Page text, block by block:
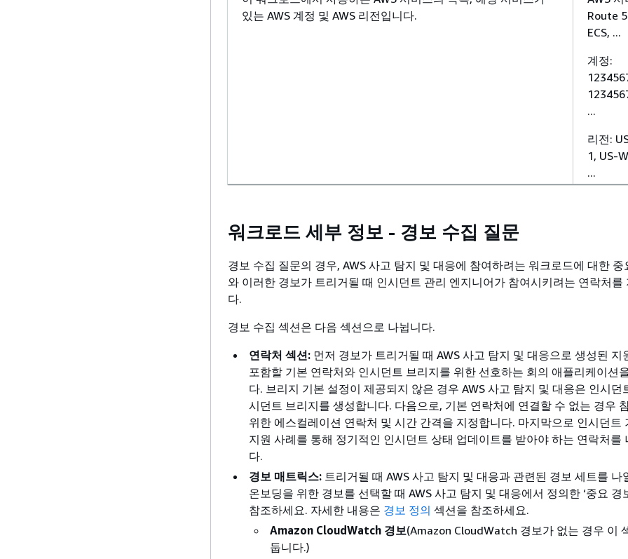
있는 AWS 계정 및 AWS 리전입니다.
Route
ECS, ...
계정:
...
리전:
1, US-
...
워크로드 세부 정보 - 경보 수집 질문
경보 수집 질문의 경우, AWS 사고 탐지 및 대응에 참여하려는 워크로드에 대한 중
와 이러한 경보가 트리거될 때 인시던트 관리 엔지니어가 참여시키려는 연락처를
다.
경보 수집 섹션은 다음 섹션으로 나뉩니다.
연락처 섹션: 먼저 경보가 트리거될 때 AWS 사고 탐지 및 대응으로 생성된 지
포함할 기본 연락처와 인시던트 브리지를 위한 선호하는 회의 애플리케이션
다. 브리지 기본 설정이 제공되지 않은 경우 AWS 사고 탐지 및 대응은 인시던
시던트 브리지를 생성합니다. 다음으로, 기본 연락처에 연결할 수 없는 경우
위한 에스컬레이션 연락처 및 시간 간격을 지정합니다. 마지막으로 인시던트
지원 사례를 통해 정기적인 인시던트 상태 업데이트를 받아야 하는 연락처를
다.
경보 매트릭스: 트리거될 때 AWS 사고 탐지 및 대응과 관련된 경보 세트를 나
온보딩을 위한 경보를 선택할 때 AWS 사고 탐지 및 대응에서 정의한 ‘중요 경
참조하세요. 자세한 내용은 경보 정의 섹션을 참조하세요.
Amazon CloudWatch 경보(Amazon CloudWatch 경보가 없는 경우 이
둡니다.)